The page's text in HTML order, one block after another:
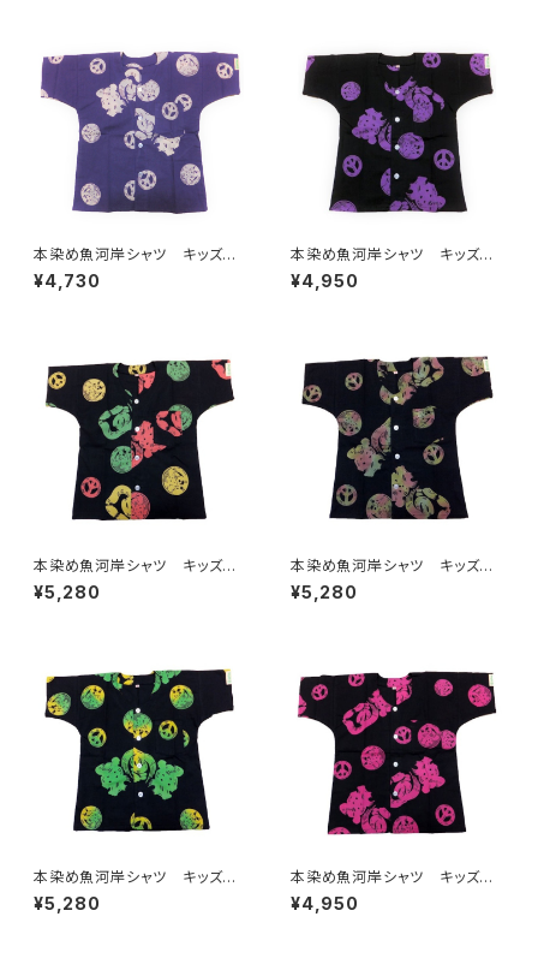
本染め魚河岸シャツ キッズ用1
10サイズ 認定証付き 木綿
晒 平和柄 紫×白 子供用
ちシャツ 焼津 浜通り 港町
¥4,730
本染め魚河岸シャツ キッズ用1
10サイズ 認定証付き 木綿
晒 平和柄 黒×紫 子供用
ちシャツ 焼津 浜通り 港町
¥4,950
本染め魚河岸シャツ キッズ用1
10サイズ 認定証付き 木綿
晒 平和柄 黒×ラスタ 子供
いちシャツ 焼津 浜通り 港
町
¥5,280
本染め魚河岸シャツ キッズ用1
10サイズ 認定証付き 木綿
晒 平和柄 黒×迷彩カモ 子
濱いちシャツ 焼津 浜通り
港町
¥5,280
本染め魚河岸シャツ キッズ用1
10サイズ 認定証付き 木綿
晒 平和柄 黒×ジャマイカグ
¥5,280
本染め魚河岸シャツ キッズ用1
10サイズ 認定証付き 木綿
晒 平和柄 黒×ピンク 子供
¥4,950